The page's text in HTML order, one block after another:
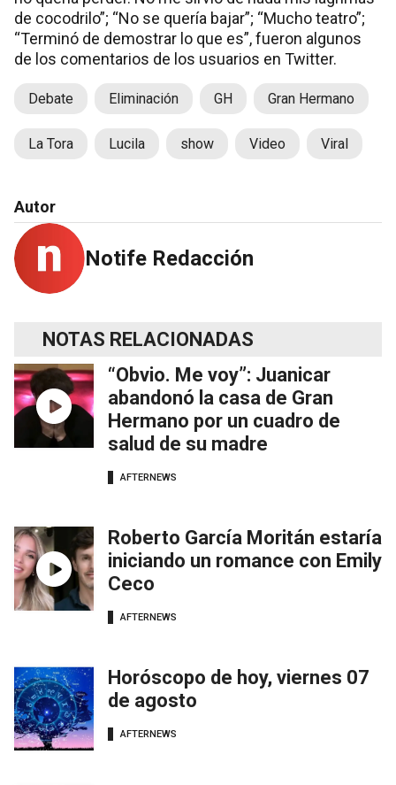
de cocodrilo”; “No se quería bajar”; “Mucho teatro”;
“Terminó de demostrar lo que es”, fueron algunos
de los comentarios de los usuarios en Twitter.
Debate Eliminación GH Gran Hermano
La Tora Lucila show Video Viral
Autor
Notife Redacción
NOTAS RELACIONADAS
“Obvio. Me voy”: Juanicar
abandonó la casa de Gran
Hermano por un cuadro de
salud de su madre
AFTERNEWS
Roberto García Moritán estaría
iniciando un romance con Emily
Ceco
AFTERNEWS
Horóscopo de hoy, viernes 07
de agosto
AFTERNEWS